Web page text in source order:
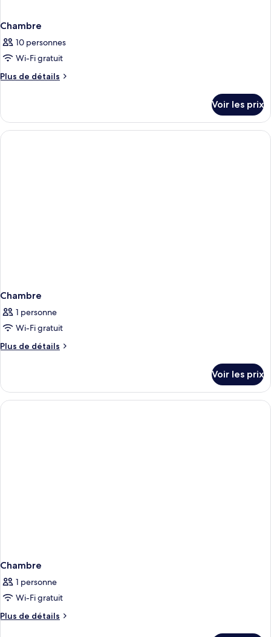
Chambre
10 personnes
Wi-Fi gratuit
Plus de détails
Plus
le
type
de
Voir les prix
Chambre
1 personne
Wi-Fi gratuit
Plus de détails
Plus
le
type
de
Voir les prix
Chambre
1 personne
Wi-Fi gratuit
Plus de détails
Plus